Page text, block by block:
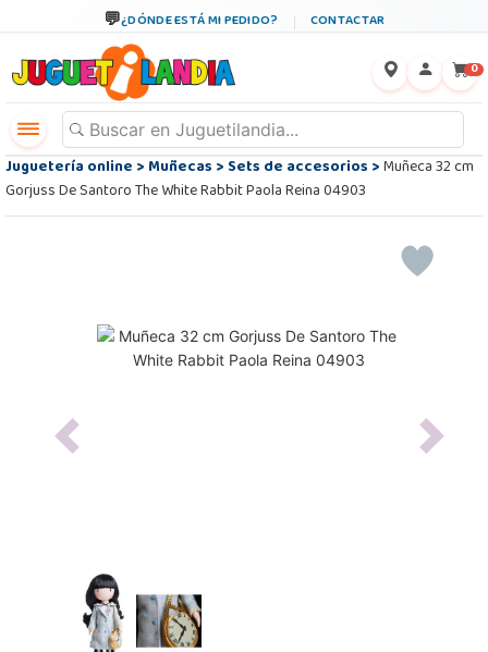
¿DÓNDE ESTÁ MI PEDIDO? CONTACTAR
0
Juguetería online>Muñecas>Sets de accesorios>Muñeca 32 cm
Gorjuss De Santoro The White Rabbit Paola Reina 04903
Previous Next